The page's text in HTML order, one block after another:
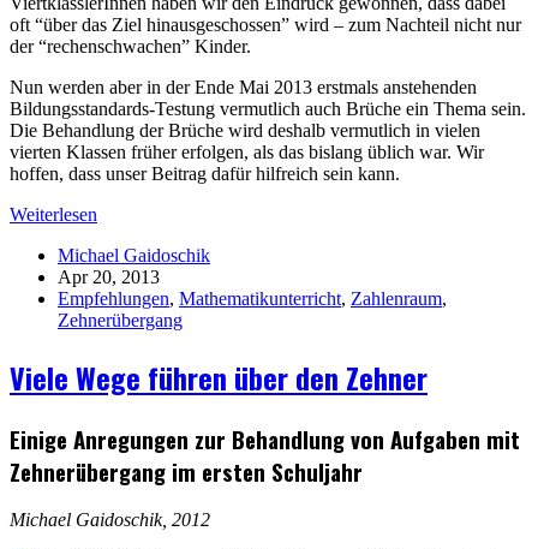
oft “über das Ziel hinausgeschossen” wird – zum Nachteil nicht nur
der “rechenschwachen” Kinder.
Nun werden aber in der Ende Mai 2013 erstmals anstehenden
Bildungsstandards-Testung vermutlich auch Brüche ein Thema sein.
Die Behandlung der Brüche wird deshalb vermutlich in vielen
vierten Klassen früher erfolgen, als das bislang üblich war. Wir
hoffen, dass unser Beitrag dafür hilfreich sein kann.
Weiterlesen
Michael Gaidoschik
Apr 20, 2013
Empfehlungen, Mathematikunterricht, Zahlenraum,
Zehnerübergang
Viele Wege führen über den Zehner
Einige Anregungen zur Behandlung von Aufgaben mit
Zehnerübergang im ersten Schuljahr
Michael Gaidoschik, 2012